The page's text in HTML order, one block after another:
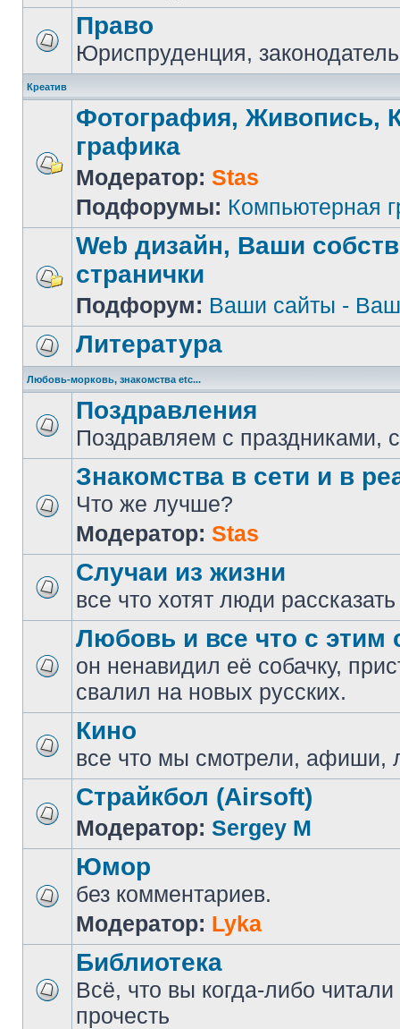
Право
Юриспруденция,
Креатив
Фотография, Живопись,
графика
Модератор: Stas
Подфорумы: Компьютерная
Web дизайн, Ваши
странички
Подфорум: Ваши сайты -
Литература
Любовь-морковь, знакомства etc...
Поздравления
Поздравляем с праздниками,
Знакомства в сети и в
Что же лучше?
Модератор: Stas
Случаи из жизни
все что хотят люди
Любовь и все что с этим
он ненавидил её собачку,
свалил на новых русских.
Кино
все что мы смотрели, афиши,
Страйкбол (Airsoft)
Модератор: Sergey M
Юмор
без комментариев.
Модератор: Lyka
Библиотека
Всё, что вы когда-либо
прочесть